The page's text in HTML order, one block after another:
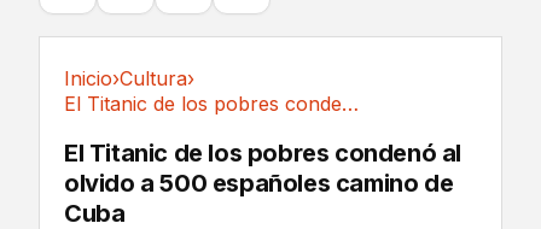
Inicio›Cultura›
El Titanic de los pobres condenó al olvido a...
El Titanic de los pobres condenó al
olvido a 500 españoles camino de
Cuba